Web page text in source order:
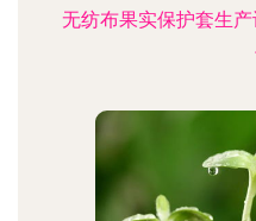
无纺布果实保护套生